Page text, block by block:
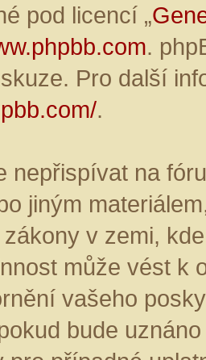
pod licencí „
.
Pro další
.
nepřispívat na
jiným
v zemi,
může vést k
vašeho
bude